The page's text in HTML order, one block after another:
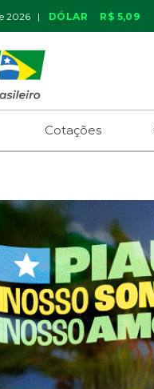
2026 | DÓLAR R$ 5,09
Cotações